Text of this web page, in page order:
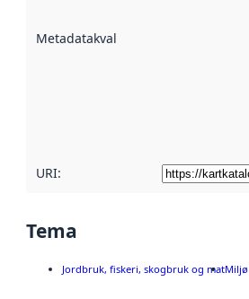
Metadatakvalitet
URI:
Tema
Jordbruk, fiskeri, skogbruk og matMiljø